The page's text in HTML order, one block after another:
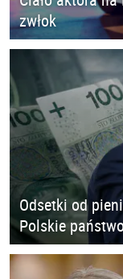
zwłok
Odsetki od
Polskie